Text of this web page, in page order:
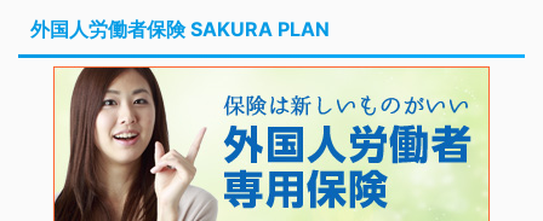
外国人労働者保険 SAKURA PLAN